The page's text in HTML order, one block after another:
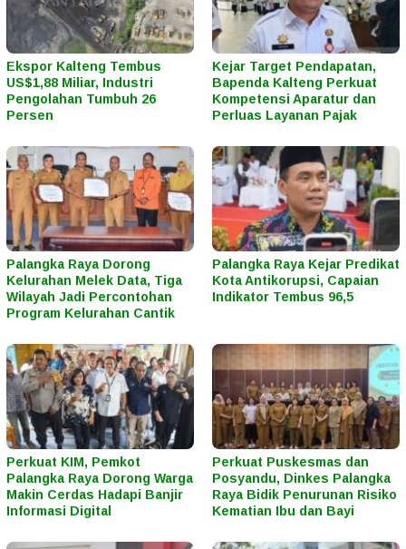
Ekspor Kalteng Tembus
US$1,88 Miliar, Industri
Pengolahan Tumbuh 26
Persen
Kejar Target Pendapatan,
Bapenda Kalteng Perkuat
Kompetensi Aparatur dan
Perluas Layanan Pajak
Palangka Raya Dorong
Kelurahan Melek Data, Tiga
Wilayah Jadi Percontohan
Program Kelurahan Cantik
Palangka Raya Kejar Predikat
Kota Antikorupsi, Capaian
Indikator Tembus 96,5
Perkuat KIM, Pemkot
Palangka Raya Dorong Warga
Makin Cerdas Hadapi Banjir
Informasi Digital
Perkuat Puskesmas dan
Posyandu, Dinkes Palangka
Raya Bidik Penurunan Risiko
Kematian Ibu dan Bayi